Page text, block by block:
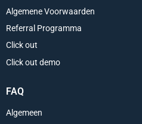
Algemene Voorwaarden
Referral Programma
Click out
Click out demo
FAQ
Algemeen